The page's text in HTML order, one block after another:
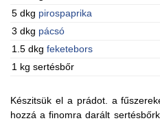
5 dkg pirospaprika
3 dkg pácsó
1.5 dkg feketebors
1 kg sertésbőr
Készitsük el a prádot. a
hozzá a finomra darált